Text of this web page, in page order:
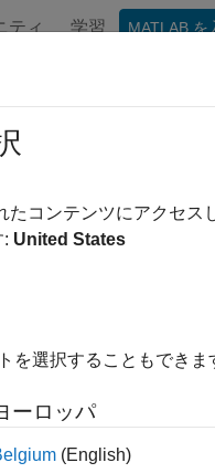
ティ 学習 MATLAB を
start server instance
[-C [path
たコンテンツにアクセ
: United States
を選択することもできま
ーロッパ
(English)